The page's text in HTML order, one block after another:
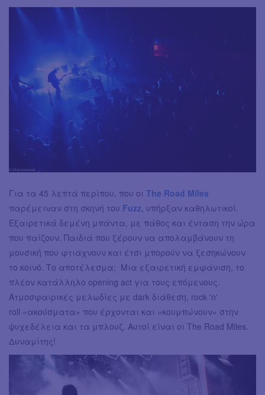
Για τα 45 λεπτά περίπου, που οι The Road Miles
παρέμειναν στη σκηνή του Fuzz , υπήρξαν καθηλωτικοί.
Εξαιρετικά δεμένη μπάντα, με πάθος και ένταση την ώρα
που παίζουν. Παιδιά που ξέρουν να απολαμβάνουν τη
μουσική που φτιάχνουν και έτσι μπορούν να ξεσηκώνουν
το κοινό. Το αποτέλεσμα; Μια εξαιρετική εμφάνιση, το
πλέον κατάλληλο opening act για τους επόμενους.
Ατμοσφαιρικές μελωδίες με dark διάθεση, rock 'n'
roll «ακούσματα» που έρχονται και «κουμπώνουν» στην
ψυχεδέλεια και τα μπλουζ. Αυτοί είναι οι The Road Miles.
Δυναμίτης!